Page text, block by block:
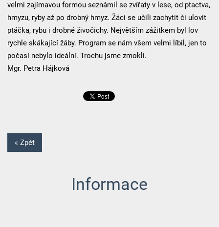
velmi zajímavou formou seznámil se zvířaty v lese, od ptactva,
hmyzu, ryby až po drobný hmyz. Žáci se učili zachytit či ulovit
ptáčka, rybu i drobné živočichy. Největším zážitkem byl lov
rychle skákající žáby. Program se nám všem velmi líbil, jen to
počasí nebylo ideální. Trochu jsme zmokli.
Mgr. Petra Hájková
« Zpět
Informace